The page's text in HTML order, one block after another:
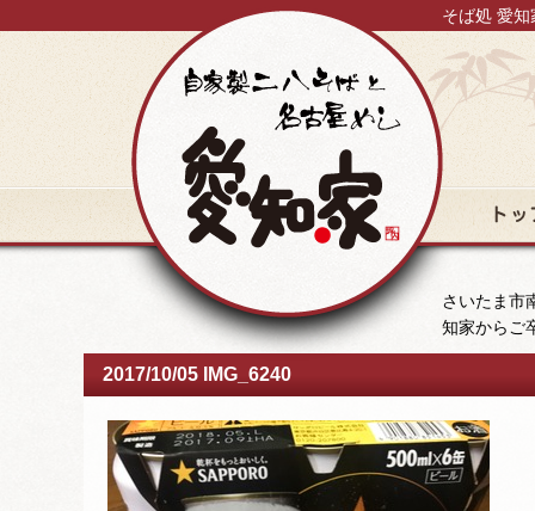
そば処 愛
さいたま市
知家からご
2017/10/05 IMG_6240